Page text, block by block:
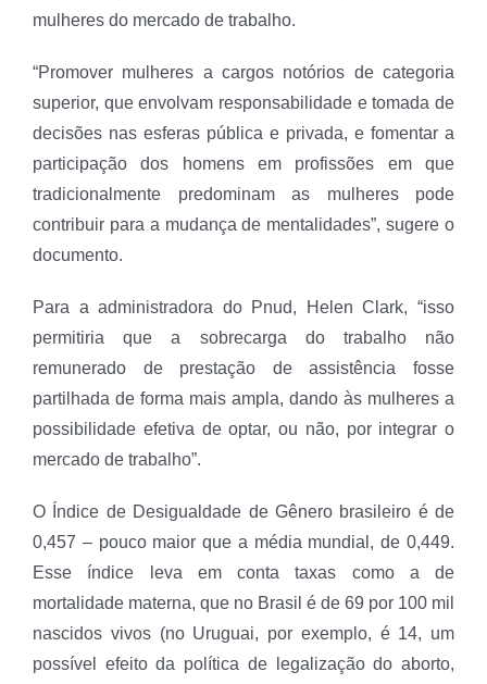
mulheres do mercado de trabalho.
“Promover mulheres a cargos notórios de categoria
superior, que envolvam responsabilidade e tomada de
decisões nas esferas pública e privada, e fomentar a
participação dos homens em profissões em que
tradicionalmente predominam as mulheres pode
contribuir para a mudança de mentalidades”, sugere o
documento.
Para a administradora do Pnud, Helen Clark, “isso
permitiria que a sobrecarga do trabalho não
remunerado de prestação de assistência fosse
partilhada de forma mais ampla, dando às mulheres a
possibilidade efetiva de optar, ou não, por integrar o
mercado de trabalho”.
O Índice de Desigualdade de Gênero brasileiro é de
0,457 – pouco maior que a média mundial, de 0,449.
Esse índice leva em conta taxas como a de
mortalidade materna, que no Brasil é de 69 por 100 mil
nascidos vivos (no Uruguai, por exemplo, é 14, um
possível efeito da política de legalização do aborto,